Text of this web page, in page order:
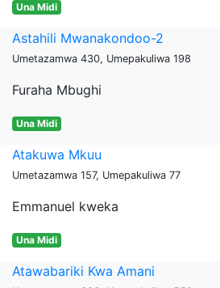
Una Midi
Astahili Mwanakondoo-2
Umetazamwa 430, Umepakuliwa 198
Furaha Mbughi
Una Midi
Atakuwa Mkuu
Umetazamwa 157, Umepakuliwa 77
Emmanuel kweka
Una Midi
Atawabariki Kwa Amani